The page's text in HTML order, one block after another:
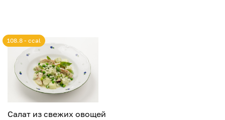
Салат из свежих овощей
108.8 - ccal